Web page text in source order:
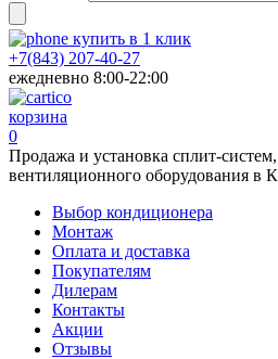
купить в 1 клик
+7(843) 207-40-27
ежедневно 8:00-22:00
корзина
0
Продажа и установка сплит-
вентиляционного оборудования в
Выбор кондиционера
Монтаж
Оплата и доставка
Покупателям
Дилерам
Контакты
Акции
Отзывы